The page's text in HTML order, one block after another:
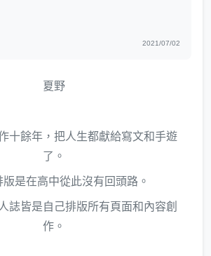
2021/07/02
夏野
十餘年，把人生都獻給寫文和手遊
了。
版是在高中從此沒有回頭路。
誌皆是自己排版所有頁面和內容創
作。